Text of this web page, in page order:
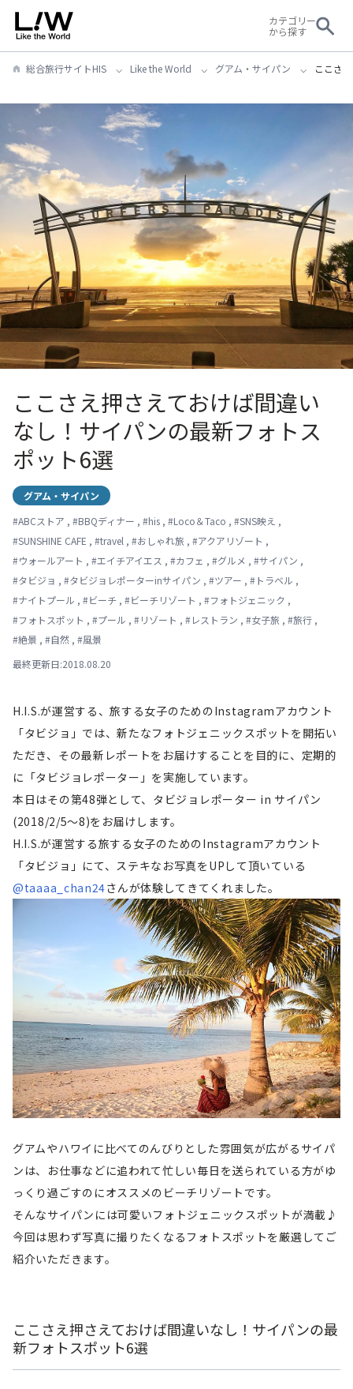
カテゴリー
から探す
総合旅行サイトHIS Like the World グアム・サイパン ここさ
ここさえ押さえておけば間違い
なし！サイパンの最新フォトス
ポット6選
グアム・サイパン
#ABCストア , #BBQディナー , #his , #Loco＆Taco , #SNS映え ,
#SUNSHINE CAFE , #travel , #おしゃれ旅 , #アクアリゾート ,
#ウォールアート , #エイチアイエス , #カフェ , #グルメ , #サイパン ,
#タビジョ , #タビジョレポーターinサイパン , #ツアー , #トラベル ,
#ナイトプール , #ビーチ , #ビーチリゾート , #フォトジェニック ,
#フォトスポット , #プール , #リゾート , #レストラン , #女子旅 , #旅行 ,
#絶景 , #自然 , #風景
最終更新日:2018.08.20
H.I.S.が運営する、旅する女子のためのInstagramアカウント
「タビジョ」では、新たなフォトジェニックスポットを開拓い
ただき、その最新レポートをお届けすることを目的に、定期的
に「タビジョレポーター」を実施しています。
本日はその第48弾として、タビジョレポーター in サイパン
(2018/2/5～8)をお届けします。
H.I.S.が運営する旅する女子のためのInstagramアカウント
「タビジョ」にて、ステキなお写真をUPして頂いている
@taaaa_chan24さんが体験してきてくれました。
グアムやハワイに比べてのんびりとした雰囲気が広がるサイパ
ンは、お仕事などに追われて忙しい毎日を送られている方がゆ
っくり過ごすのにオススメのビーチリゾートです。
そんなサイパンには可愛いフォトジェニックスポットが満載♪
今回は思わず写真に撮りたくなるフォトスポットを厳選してご
紹介いただきます。
ここさえ押さえておけば間違いなし！サイパンの最
新フォトスポット6選